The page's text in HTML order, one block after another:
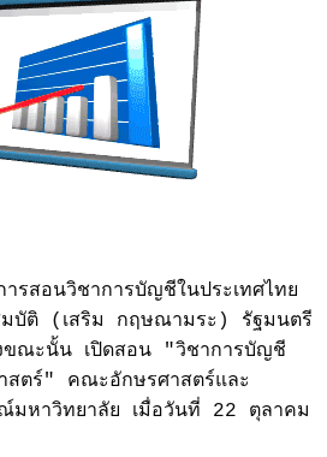
ารสอนวิชาการบัญชีในประเทศไทย
มบัติ (เสริม กฤษณามระ) รัฐมนตรี
งขณะนั้น เปิดสอน "วิชาการบัญชี
สตร์" คณะอักษรศาสตร์และ
มหาวิทยาลัย เมื่อวันที่ 22 ตุลาคม